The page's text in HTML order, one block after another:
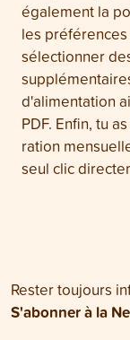
également la
les
sélectionner
d'alimentation
PDF. Enfin, tu
ration
seul clic
Rester toujours
S'abonner à la